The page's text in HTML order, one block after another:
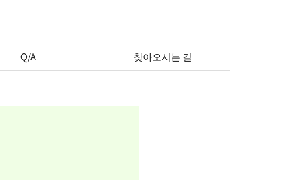
Q/A 찾아오시는 길